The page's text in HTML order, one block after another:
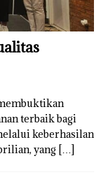
terbaik bagi
keberhasilan
yang […]